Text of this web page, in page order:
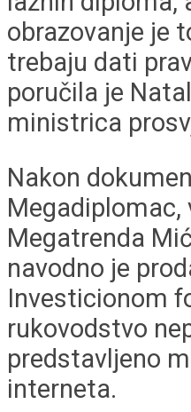
obrazovanje je
trebaju dati
poručila je
ministrica
Nakon
Megadiplomac,
Megatrenda
navodno je
Investicionom
rukovodstvo
predstavljeno
interneta.